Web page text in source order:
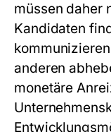
müssen daher
Kandidaten
anderen
monetäre